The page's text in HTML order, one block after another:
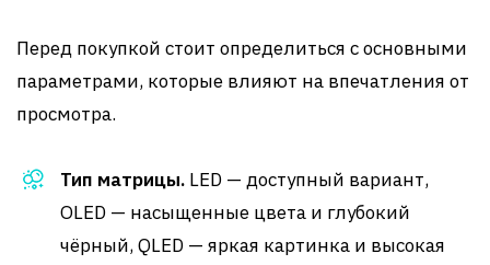
Перед покупкой стоит определиться с основными
параметрами, которые влияют на впечатления от
просмотра.
Тип матрицы. LED — доступный вариант,
OLED — насыщенные цвета и глубокий
чёрный, QLED — яркая картинка и высокая